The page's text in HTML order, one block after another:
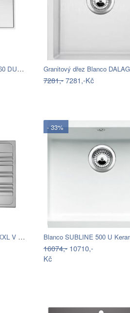
Nerezový dřez Sinks XERON 1160 DUO levý…
7281,-7281,-Kč
Nerezový dřez Sinks STAR 780 XXL V 0…
- 33%
16074,- 10710,-
Kč